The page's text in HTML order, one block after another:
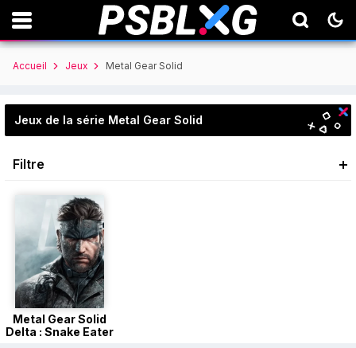
Accueil Jeux Metal Gear Solid
Jeux de la série Metal Gear Solid
Filtre
Metal Gear Solid
Delta : Snake Eater